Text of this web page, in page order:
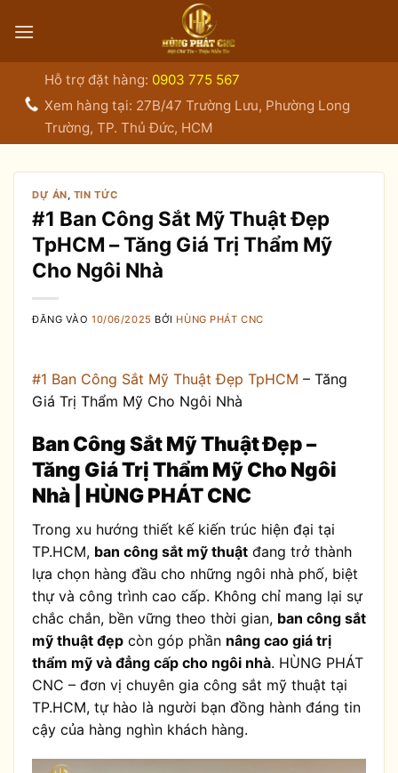
qua
Hỗ trợ đặt hàng: 0903 775 567
Xem hàng tại: 27B/47 Trường Lưu, Phường Long
Trường, TP. Thủ Đức, HCM
DỰ ÁN, TIN TỨC
#1 Ban Công Sắt Mỹ Thuật Đẹp
TpHCM – Tăng Giá Trị Thẩm Mỹ
Cho Ngôi Nhà
ĐĂNG VÀO10/06/2025 BỞI HÙNG PHÁT CNC
#1 Ban Công Sắt Mỹ Thuật Đẹp TpHCM – Tăng
Giá Trị Thẩm Mỹ Cho Ngôi Nhà
Ban Công Sắt Mỹ Thuật Đẹp –
Tăng Giá Trị Thẩm Mỹ Cho Ngôi
Nhà | HÙNG PHÁT CNC
Trong xu hướng thiết kế kiến trúc hiện đại tại
TP.HCM, ban công sắt mỹ thuật đang trở thành
lựa chọn hàng đầu cho những ngôi nhà phố, biệt
thự và công trình cao cấp. Không chỉ mang lại sự
chắc chắn, bền vững theo thời gian, ban công sắt
mỹ thuật đẹp còn góp phần nâng cao giá trị
thẩm mỹ và đẳng cấp cho ngôi nhà. HÙNG PHÁT
CNC – đơn vị chuyên gia công sắt mỹ thuật tại
TP.HCM, tự hào là người bạn đồng hành đáng tin
cậy của hàng nghìn khách hàng.